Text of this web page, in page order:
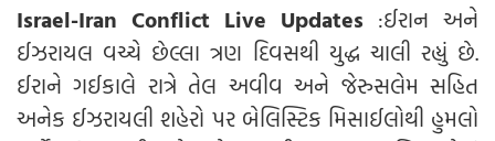
Israel-Iran Conflict Live Updates :ઈરાન અને
ઈઝરાયલ વચ્ચે છેલ્લા ત્રણ દિવસથી યુદ્ધ ચાલી રહ્યું છે.
ઈરાને ગઈકાલે રાત્રે તેલ અવીવ અને જેરુસલેમ સહિત
અનેક ઈઝરાયલી શહેરો પર બેલિસ્ટિક મિસાઈલોથી હુમલો